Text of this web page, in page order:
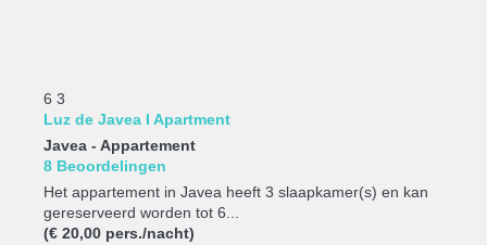
6 3
Luz de Javea I Apartment
Javea - Appartement
8 Beoordelingen
Het appartement in Javea heeft 3 slaapkamer(s) en kan
gereserveerd worden tot 6...
(€ 20,00 pers./nacht)